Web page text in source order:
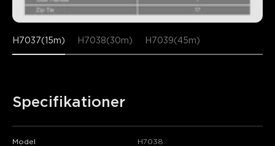
H7037(15m) H7038(30m) H7039(45m)
Specifikationer
Model H7038